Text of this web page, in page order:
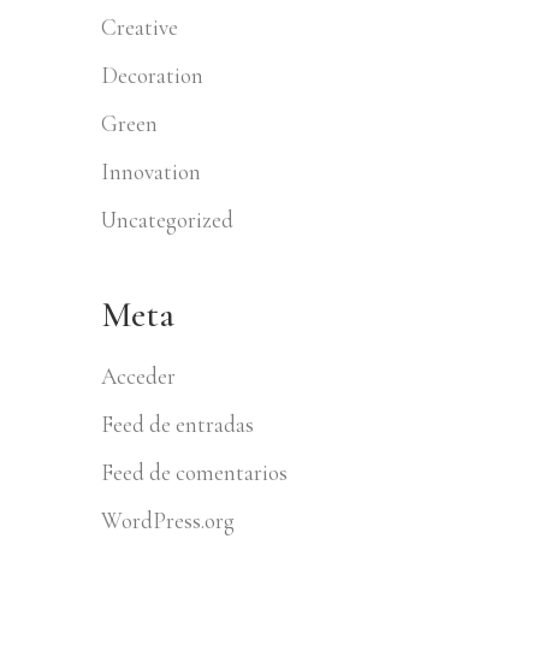
Creative
Decoration
Green
Innovation
Uncategorized
Meta
Acceder
Feed de entradas
Feed de comentarios
WordPress.org